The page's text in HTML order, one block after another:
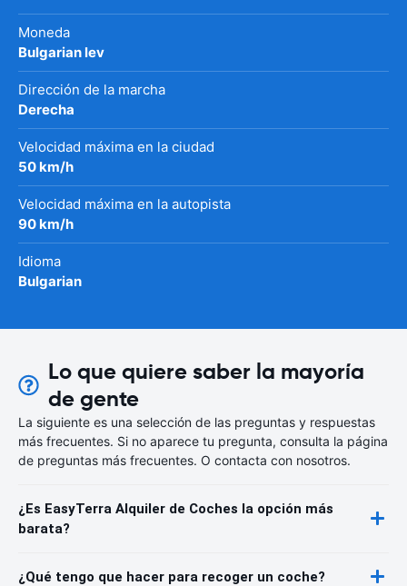
Moneda
Bulgarian lev
Dirección de la marcha
Derecha
Velocidad máxima en la ciudad
50 km/h
Velocidad máxima en la autopista
90 km/h
Idioma
Bulgarian
Lo que quiere saber la mayoría
de gente
La siguiente es una selección de las preguntas y respuestas
más frecuentes. Si no aparece tu pregunta, consulta la página
de preguntas más frecuentes. O contacta con nosotros.
¿Es EasyTerra Alquiler de Coches la opción más
barata?
¿Qué tengo que hacer para recoger un coche?